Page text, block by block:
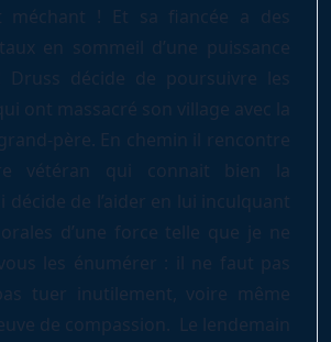
méchant ! Et sa fiancée a des
en sommeil d’une puissance
Druss décide de poursuivre les
ont massacré son village avec la
père. En chemin il rencontre
vétéran qui connait bien la
de l’aider en lui inculquant
d’une force telle que je ne
les énumérer : il ne faut pas
tuer inutilement, voire même
de compassion. Le lendemain